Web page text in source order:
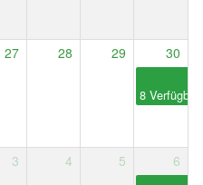
27 28 29 30
8 Verfügbar
3 4 5 6